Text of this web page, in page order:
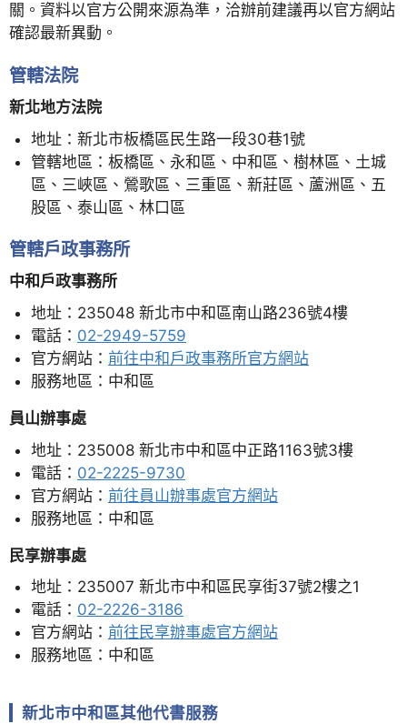
關。資料以官方公開來源為準，洽辦前建議再以官方網站
確認最新異動。
管轄法院
新北地方法院
地址：新北市板橋區民生路一段30巷1號
管轄地區：板橋區、永和區、中和區、樹林區、土城
區、三峽區、鶯歌區、三重區、新莊區、蘆洲區、五
股區、泰山區、林口區
管轄戶政事務所
中和戶政事務所
地址：235048 新北市中和區南山路236號4樓
電話： 02-2949-5759
官方網站： 前往中和戶政事務所官方網站
服務地區：中和區
員山辦事處
地址：235008 新北市中和區中正路1163號3樓
電話： 02-2225-9730
官方網站： 前往員山辦事處官方網站
服務地區：中和區
民享辦事處
地址：235007 新北市中和區民享街37號2樓之1
電話： 02-2226-3186
官方網站： 前往民享辦事處官方網站
服務地區：中和區
新北市中和區其他代書服務